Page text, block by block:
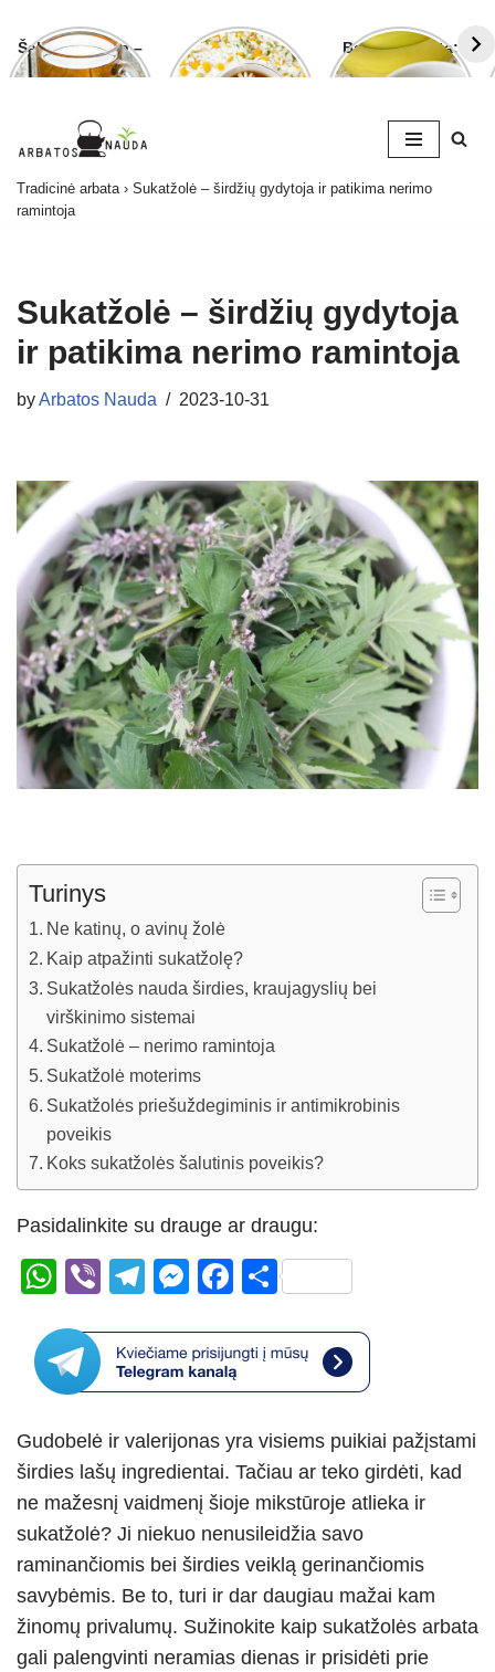
Šalavijo arbata –
ligoms gydyti ir
Ramunėlių
arbata pagelbės
Bananų arbata:
kuo ji naudinga
toTradicinė arbata › Sukatžolė – širdžių gydytoja ir patikima nerimo
ramintoja
Sukatžolė – širdžių gydytoja
ir patikima nerimo ramintoja
byArbatos Nauda 2023-10-31
Turinys
Ne katinų, o avinų žolė
Kaip atpažinti sukatžolę?
Sukatžolės nauda širdies, kraujagyslių bei
virškinimo sistemai
Sukatžolė – nerimo ramintoja
Sukatžolė moterims
Sukatžolės priešuždegiminis ir antimikrobinis
poveikis
Koks sukatžolės šalutinis poveikis?
Pasidalinkite su drauge ar draugu:
W
at
s
p
p
Vi
er
T
e
gr
m
M
ss
e
g
er
F
c
e
o
o
k
S
ar
e
Gudobelė ir valerijonas yra visiems puikiai pažįstami
širdies lašų ingredientai. Tačiau ar teko girdėti, kad
ne mažesnį vaidmenį šioje mikstūroje atlieka ir
sukatžolė? Ji niekuo nenusileidžia savo
raminančiomis bei širdies veiklą gerinančiomis
savybėmis. Be to, turi ir dar daugiau mažai kam
žinomų privalumų. Sužinokite kaip sukatžolės arbata
gali palengvinti neramias dienas ir prisidėti prie